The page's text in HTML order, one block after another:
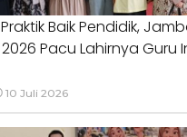
Baik Pendidik,
Pacu Lahirnya Guru
10 Juli 2026